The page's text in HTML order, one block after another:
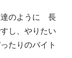
達のように 長
し、やりたい
たりのバイト